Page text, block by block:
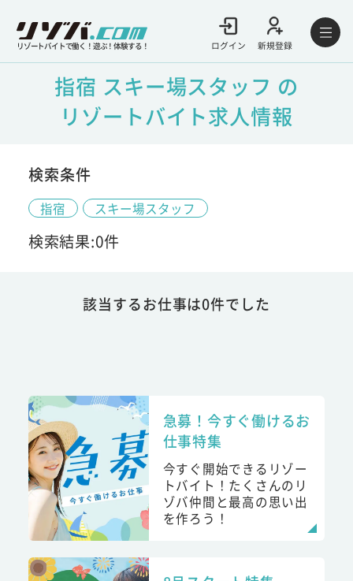
リゾートバイトで働く！遊ぶ！体験する！ ログイン 新規登録
指宿 スキー場スタッフ の
リゾートバイト求人情報
検索条件
指宿 スキー場スタッフ
検索結果:0件
該当するお仕事は0件でした
急募！今すぐ働けるお
仕事特集
今すぐ開始できるリゾー
トバイト！たくさんのリ
ゾバ仲間と最高の思い出
を作ろう！